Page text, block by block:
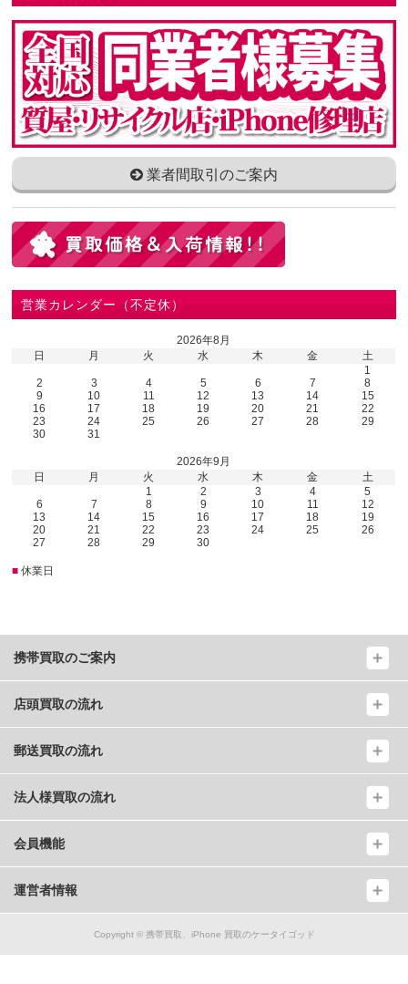
業者間取引のご案内
営業カレンダー（不定休）
2026年8月
日
月 火 水 木 金
土
1
2
3 4 5 6 7
8
9
10 11 12 13 14
15
16
17 18 19 20 21
22
23
24 25 26 27 28
29
30
31
2026年9月
日
月 火 水 木 金
土
1
2 3 4
5
6
7 8 9 10 11
12
13
14 15 16 17 18
19
20
21 22 23 24 25
26
27
28 29 30
■ 休業日
携帯買取のご案内
店頭買取の流れ
郵送買取の流れ
法人様買取の流れ
会員機能
運営者情報
Copyright © 携帯買取、iPhone 買取のケータイゴッド